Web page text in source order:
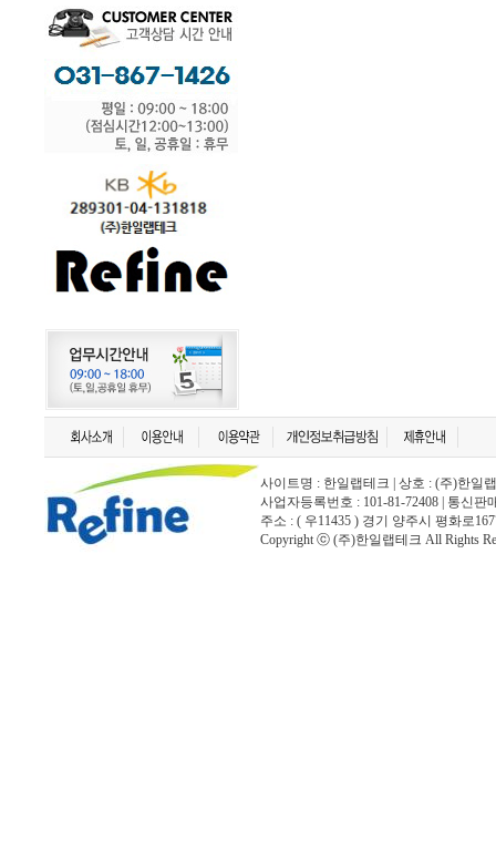
사이트명 : 한일랩테크 | 상호 : (주)한일
사업자등록번호 : 101-81-72408 | 통신
주소 : ( 우11435 ) 경기 양주시 평화로
Copyright ⓒ (주)한일랩테크 All Rights